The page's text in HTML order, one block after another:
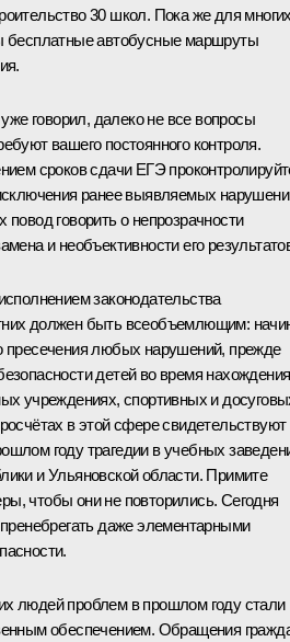
30 школ. Пока же для
бесплатные автобусные маршруты
говорил, далеко не все вопросы
вашего постоянного контроля.
сроков сдачи ЕГЭ
ранее выявляемых
говорить о непрозрачности
и необъективности его
законодательства
должен быть всеобъемлющим:
пресечения любых нарушений, прежде
детей во время нахождения
учреждениях, спортивных и
в этой сфере свидетельствуют
году трагедии в учебных
и Ульяновской области. Примите
чтобы они не повторились. Сегодня
даже элементарными
людей проблем в прошлом году стали
обеспечением. Обращения